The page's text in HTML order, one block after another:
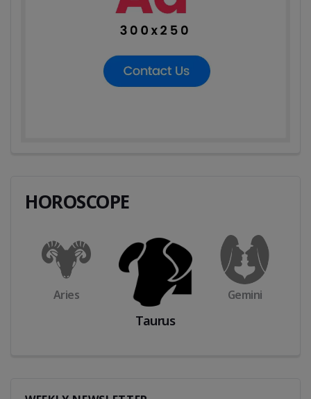
HOROSCOPE
Taurus
Gemini
Cancer